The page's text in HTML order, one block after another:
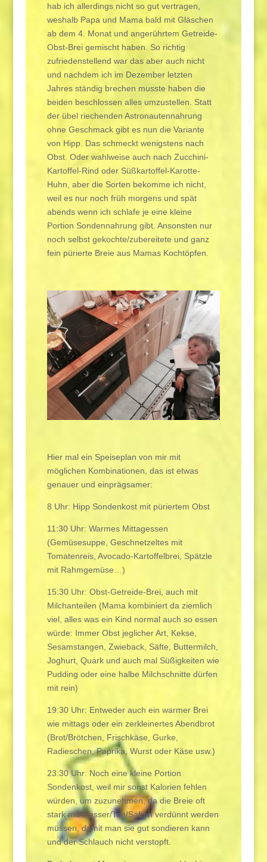
hab ich allerdings nicht so gut vertragen,
weshalb Papa und Mama bald mit Gläschen
ab dem 4. Monat und angerührtem Getreide-
Obst-Brei gemischt haben. So richtig
zufriedenstellend war das aber auch nicht
und nachdem ich im Dezember letzten
Jahres ständig brechen musste haben die
beiden beschlossen alles umzustellen. Statt
der übel riechenden Astronautennahrung
ohne Geschmack gibt es nun die Variante
von Hipp. Das schmeckt wenigstens nach
Obst. Oder wahlweise auch nach Zucchini-
Kartoffel-Rind oder Süßkartoffel-Karotte-
Huhn, aber die Sorten bekomme ich nicht,
weil es nur noch früh morgens und spät
abends wenn ich schlafe je eine kleine
Portion Sondennahrung gibt. Ansonsten nur
noch selbst gekochte/zubereitete und ganz
fein pürierte Breie aus Mamas Kochtöpfen.
Hier mal ein Speiseplan von mir mit
möglichen Kombinationen, das ist etwas
genauer und einprägsamer:
8 Uhr: Hipp Sondenkost mit püriertem Obst
11:30 Uhr: Warmes Mittagessen
(Gemüsesuppe, Geschnetzeltes mit
Tomatenreis, Avocado-Kartoffelbrei, Spätzle
mit Rahmgemüse…)
15:30 Uhr: Obst-Getreide-Brei, auch mit
Milchanteilen (Mama kombiniert da ziemlich
viel, alles was ein Kind normal auch so essen
würde: Immer Obst jeglicher Art, Kekse,
Sesamstangen, Zwieback, Säfte, Buttermilch,
Joghurt, Quark und auch mal Süßigkeiten wie
Pudding oder eine halbe Milchschnitte dürfen
mit rein)
19:30 Uhr: Entweder auch ein warmer Brei
wie mittags oder ein zerkleinertes Abendbrot
(Brot/Brötchen, Frischkäse, Gurke,
Radieschen, Paprika, Wurst oder Käse usw.)
23:30 Uhr: Noch eine kleine Portion
Sondenkost, weil mir sonst Kalorien fehlen
würden, um zuzunehmen, da die Breie oft
stark mit Wasser/Tee/Säften verdünnt werden
müssen, damit man sie gut sondieren kann
und der Schlauch nicht verstopft.